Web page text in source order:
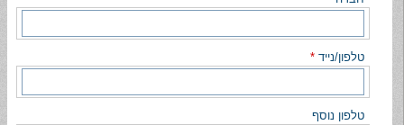
טלפון/נייד *
טלפון נוסף